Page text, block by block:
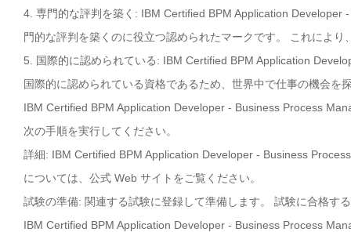
4. 専門的な評判を築く: IBM Certified BPM Application
門的な評判を築くのに役立つ認められたマークです。 これによ
5. 国際的に認められている: IBM Certified BPM Application
国際的に認められている資格であるため、世界中で仕事の機会を
IBM Certified BPM Application Developer - Business Process
次の手順を実行してください。
詳細: IBM Certified BPM Application Developer - Business
については、公式 Web サイトをご覧ください。
試験の準備: 関連する試験に登録して準備します。 試験に合格す
IBM Certified BPM Application Developer - Business Process